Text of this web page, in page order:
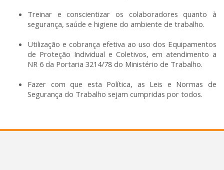
Treinar e conscientizar os colaboradores quanto à
segurança, saúde e higiene do ambiente de trabalho.
Utilização e cobrança efetiva ao uso dos Equipamentos
de Proteção Individual e Coletivos, em atendimento a
NR 6 da Portaria 3214/78 do Ministério de Trabalho.
Fazer com que esta Política, as Leis e Normas de
Segurança do Trabalho sejam cumpridas por todos.